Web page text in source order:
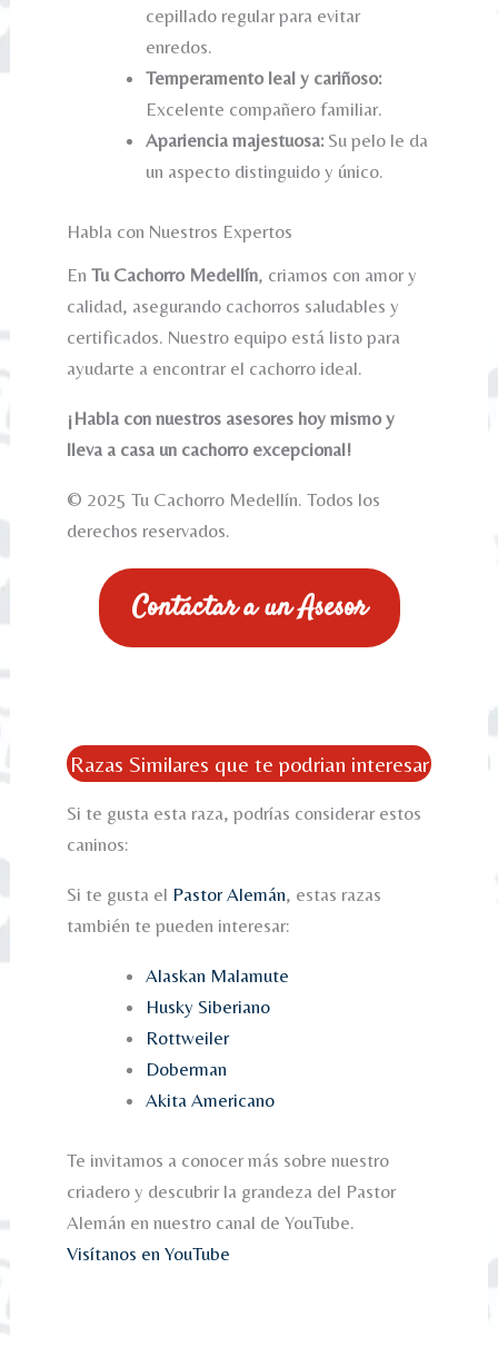
cepillado regular para evitar
enredos.
Temperamento leal y cariñoso:
Excelente compañero familiar.
Apariencia majestuosa:Su pelo le da
un aspecto distinguido y único.
Habla con Nuestros Expertos
EnTu Cachorro Medellín, criamos con amor y
calidad, asegurando cachorros saludables y
certificados. Nuestro equipo está listo para
ayudarte a encontrar el cachorro ideal.
¡Habla con nuestros asesores hoy mismo y
lleva a casa un cachorro excepcional!
© 2025 Tu Cachorro Medellín. Todos los
derechos reservados.
Contáctar a un Asesor
Razas Similares que te podrian interesar
Si te gusta esta raza, podrías considerar estos
caninos:
Si te gusta el Pastor Alemán, estas razas
también te pueden interesar:
Alaskan Malamute
Husky Siberiano
Rottweiler
Doberman
Akita Americano
Te invitamos a conocer más sobre nuestro
criadero y descubrir la grandeza del Pastor
Alemán en nuestro canal de YouTube.
Visítanos en YouTube